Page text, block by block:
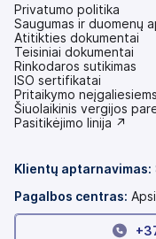
Privatumo politika
Saugumas ir duomenų
Atitikties dokumentai
Teisiniai dokumentai
Rinkodaros sutikimas
ISO sertifikatai
Pritaikymo
(atsidaro
naujame
Šiuolaikinis vergijos
(atsidaro
Pasitikėjimo linija ↗
Klientų aptarnavimas:
Pagalbos centras: